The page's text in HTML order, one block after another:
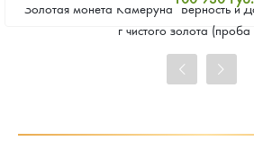
Золотая монета Камеруна "Верность и
г чистого золота
Стандартная цена
Цена выкупа